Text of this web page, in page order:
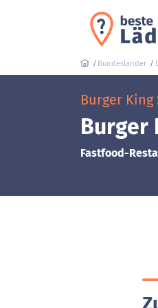
Bundesländer
Burger King
Burger
Fastfood-